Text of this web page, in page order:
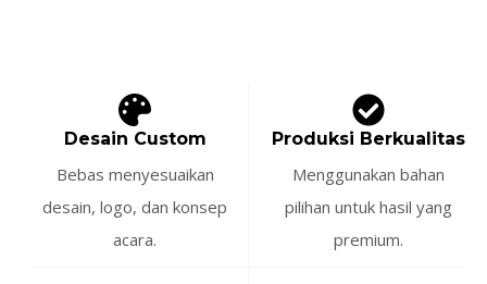
Desain Custom
Bebas menyesuaikan
desain, logo, dan konsep
acara.
Produksi Berkualitas
Menggunakan bahan
pilihan untuk hasil yang
premium.